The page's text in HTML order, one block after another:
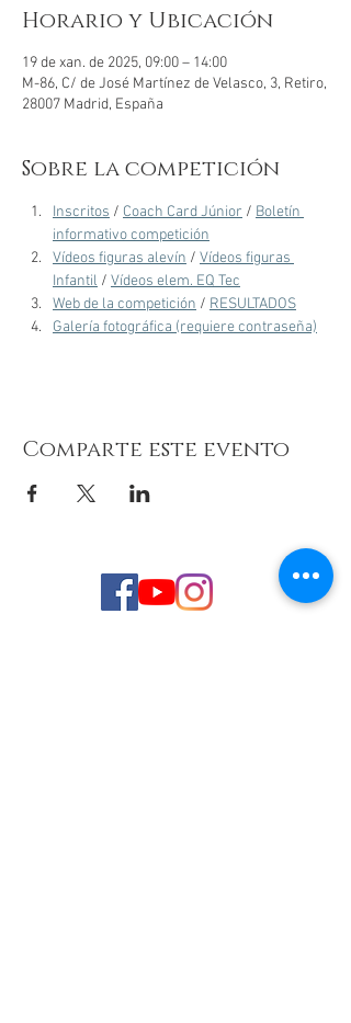
Horario y Ubicación
19 de xan. de 2025, 09:00 – 14:00
M-86, C/ de José Martínez de Velasco, 3, Retiro,
28007 Madrid, España
Sobre la competición
Inscritos / Coach Card Júnior / Boletín
informativo competición
Vídeos figuras alevín / Vídeos figuras
Infantil / Vídeos elem. EQ Tec
Web de la competición / RESULTADOS
Galería fotográfica (requiere contraseña)
Comparte este evento